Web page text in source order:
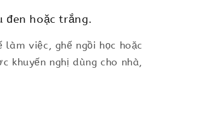
đen hoặc trắng.
việc, ghế ngồi học hoặc
khuyến nghị dùng cho nhà,